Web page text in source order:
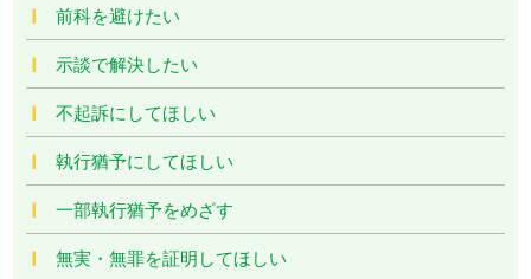
前科を避けたい
示談で解決したい
不起訴にしてほしい
執行猶予にしてほしい
一部執行猶予をめざす
無実・無罪を証明してほしい